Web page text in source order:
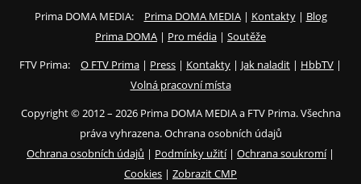
Prima DOMA MEDIA: Prima DOMA MEDIA| Kontakty| Blog
Prima DOMA | Pro média | Soutěže
FTV Prima:
O FTV Prima | Press | Kontakty | Jak naladit | HbbTV |
Volná pracovní místa
Copyright © 2012 – 2026 Prima DOMA MEDIA a FTV Prima. Všechna
práva vyhrazena. Ochrana osobních údajů
Ochrana osobních údajů | Podmínky užití| Ochrana soukromí|
Cookies | Zobrazit CMP